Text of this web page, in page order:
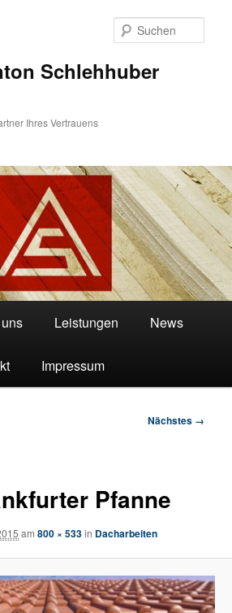
Schlehhuber
Ihres Vertrauens
Leistungen News
Impressum
Nächstes →
Pfanne
am800 × 533in Dacharbeiten